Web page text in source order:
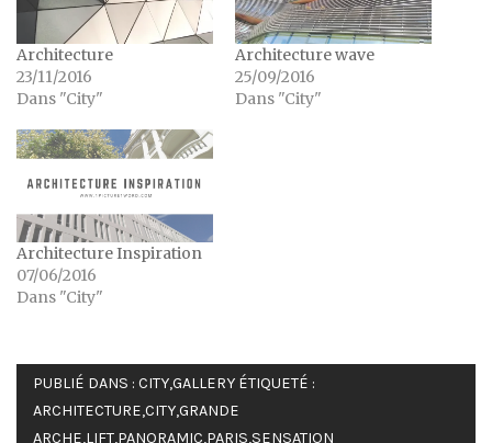
Architecture
23/11/2016
Dans "City"
Architecture wave
25/09/2016
Dans "City"
Architecture Inspiration
07/06/2016
Dans "City"
PUBLIÉ DANS : CITY,GALLERY ÉTIQUETÉ :
ARCHITECTURE,CITY,GRANDE
ARCHE,LIFT,PANORAMIC,PARIS,SENSATION